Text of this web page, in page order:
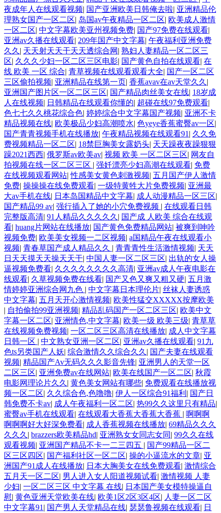
夜成年人在线观看视频| 国产亚洲欧美日韩俺去啦| 亚洲精品伦
理熟女国产一区二区| 岛国av午夜精品一区二区| 欧美成人激情
一区二区| 中文字幕欧美亚州视频免费| 国产97免费在线观看|
亚洲av久播在线观看| 209年国产中文字幕| 午夜福利亚洲免费
久久 | 天天射天天干天天透综合网 | 熟妇人妻精品一区二区三
区| 久久久少妇一区二区三区电影| 国产黄色自拍在线观看| 在
线 欧美 一区 综合| 青草视频在线观看观看大全| 国产一区二区
三区偷拍视频| 亚洲精品在线第一页| 香蕉avav在av天堂久久 |
亚洲国产图片区一区二区三区| 国产精品肉丝美女在线| 18岁成
人在线视频| 日韩精品在线观看你懂的| 超碰在线97免费观看|
色七七久久桃花综合色| 婷婷综合中文字幕国产视频| 亚洲不卡
精品视频在线| 欧美极品少妇高潮喷水| 色yeye香蕉蜜臀av一区|
国产青青视频手机在线播放| 午夜精品视频在线观看91 | 久久免
费视频精品一区二区| 18禁巨胸美女露奶头| 天天躁夜夜躁狠狠
躁2021西西| 俄罗斯av欧美av| 视频 欧美 一区二区三区| 网友自
拍视频在线一区二区三区 | 强奷漂亮少妇高潮在线观看| 免费
在线视频观看网站|性感美女黄色刺激视频| 五月国产伊人激情
免费| 操操操在线免费观看| 一级特黄牲大片免费视频| 亚洲最
大av手机在线| 日本岛国精品中文字幕| 成人动漫精品一区三区|
国产精品99 av| 强行插入了她的小穴免费视频 | 在线观看日韩
完整版高清| 91人精品久久久久久 | 国产成 人欧美 综合在线观
看| huang片网站在线播放| 国产黄色免费精品网站| 被爽到呻吟
视频免费| 欧美美女视频一二区视频| a国精品午夜在线观看小
视频| 青春草国产成人精品久久 | 青青青性生活激情视频| 天天
日天天摸天天操天天干| 中国人妻一区二区三区| 出轨的女人操
逼视频免费看| 久久久久久久久久高清| 亚洲av成人午夜电影在
线观看| 久草视频免费在线看| 国产又色又爽又粗又硬| 五月激
情婷婷亚洲综合网九色 | 中文字幕日本理伦片| 丝袜人妻诱惑
中文字幕| 五月天开心激情视频| 欧美性猛交XXXXX按摩欧美
| 自拍偷拍99亚洲视频| 精品乱码国产一区二区三区| 欧美中文
字幕一区二区| 亚洲情色,中文字幕| 欧美一级 欧美三级| 青草草
在线视频免费视频| 一区二区三区高清在线播放| 成人中文字幕
日韩一区 | 中文熟女亚洲一区二区| 亚洲av久播在线观看| 91九
色ts另类国产人妖| 综合激情久久综合久久 | 国产夫妻在线观看
视频| 精品国产Av无码久久久影音先锋| 亚洲男人的天堂一区
二区三区| 亚洲免费av在线网站| 欧美在线国产一区二区| 秋霞
电影网理论片久久 | 黄色美女网站有哪些| 免费观看在线播放视
频一区二区| 久久综合色,色噜噜| 伊人一区综合91福利 | 国产日
韩免费不卡av| 成人午夜福利一区二区| 热99久久这里只有精品|
蜜臀av手机在线观看| 在线观看大香蕉大香蕉大香蕉 | 啊啊啊
啊啊啊好大好深免费看| 成人香蕉视频在线播放| 69精品久久久
久久久 | brazzers欧美精品hd| 亚洲熟女女同志女同 | 99久久在线
观看视频| 亚洲国产精品不卡一二三四五 | 国产99精品一区二
区三区四区| 国产福利社区一区二区| 操的小逼流水的文章| 亚
洲国产91成人在线播放| 日本大胸美女在线免费观看| 激情综合
五月天一区二区| 男人进入女人阳道视频试看| 激情视频 人妻
少妇| 一区二区三区 中文字幕 在线| 日本国产美女模特操逼自
慰| 黄色亚洲天堂欧美在线| 欧美1区2区3区4区| 人妻一区二区
中文字幕91 | 国产男人天堂精品在线| 瑟瑟鲁视频在线观看| 日